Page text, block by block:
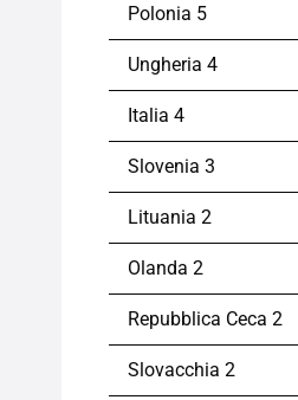
Polonia 5
Ungheria 4
Italia 4
Slovenia 3
Lituania 2
Olanda 2
Repubblica Ceca 2
Slovacchia 2